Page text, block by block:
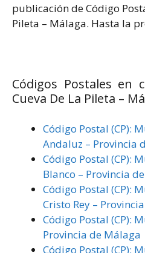
publicación de Código
Pileta – Málaga. Hasta la
Códigos Postales en
Cueva De La Pileta –
Código Postal (CP):
Andaluz – Provincia
Código Postal (CP):
Blanco – Provincia
Código Postal (CP):
Cristo Rey –
Código Postal (CP):
Provincia de Málaga
Código Postal (CP):